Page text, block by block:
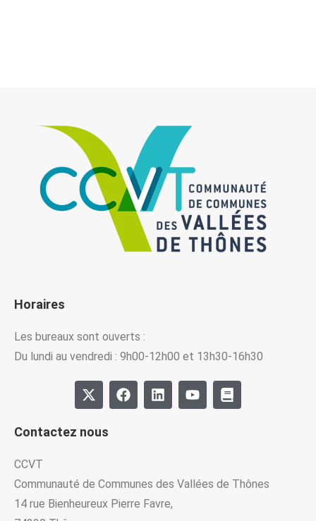
Horaires
Les bureaux sont ouverts :
Du lundi au vendredi : 9h00-12h00 et 13h30-16h30
Contactez nous
CCVT
Communauté de Communes des Vallées de Thônes
14 rue Bienheureux Pierre Favre,